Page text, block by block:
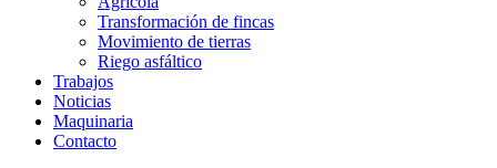
Transformación de fincas
Movimiento de tierras
Riego asfáltico
Trabajos
Noticias
Maquinaria
Contacto